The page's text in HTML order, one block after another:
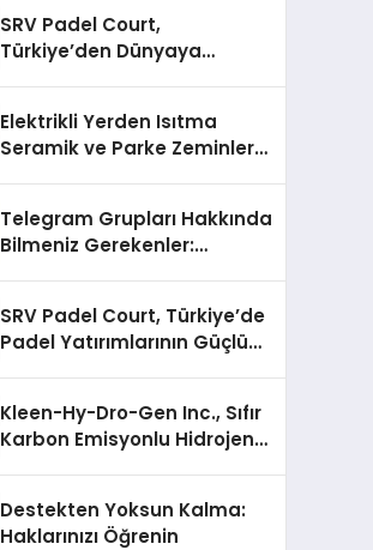
SRV Padel Court,
Türkiye’den Dünyaya
Elektrikli Yerden Isıtma
Seramik ve Parke Zeminler
Telegram Grupları Hakkında
Bilmeniz Gerekenler:
SRV Padel Court, Türkiye’de
Padel Yatırımlarının Güçlü
Kleen-Hy-Dro-Gen Inc., Sıfır
Karbon Emisyonlu Hidrojen
Aldı
Destekten Yoksun Kalma:
Haklarınızı Öğrenin